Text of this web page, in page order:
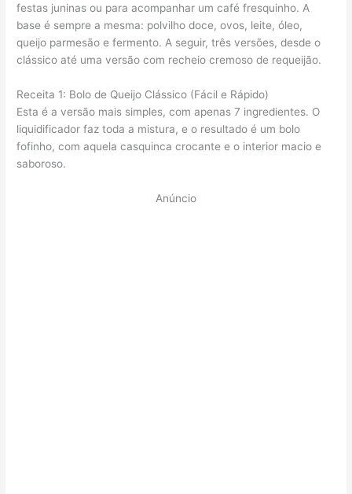
festas juninas ou para acompanhar um café fresquinho. A
base é sempre a mesma: polvilho doce, ovos, leite, óleo,
queijo parmesão e fermento. A seguir, três versões, desde o
clássico até uma versão com recheio cremoso de requeijão.
Receita 1: Bolo de Queijo Clássico (Fácil e Rápido)
Esta é a versão mais simples, com apenas 7 ingredientes. O
liquidificador faz toda a mistura, e o resultado é um bolo
fofinho, com aquela casquinca crocante e o interior macio e
saboroso.
Anúncio